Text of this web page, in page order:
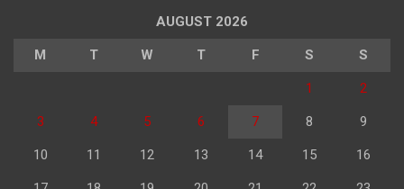
AUGUST 2026
M T W T F S S
1 2
3 4 5 6 7 8 9
10 11 12 13 14 15 16